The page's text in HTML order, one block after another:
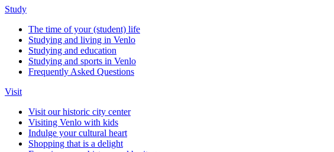
Study
The time of your (student) life
Studying and living in Venlo
Studying and education
Studying and sports in Venlo
Frequently Asked Questions
Visit
Visit our historic city center
Visiting Venlo with kids
Indulge your cultural heart
Shopping that is a delight